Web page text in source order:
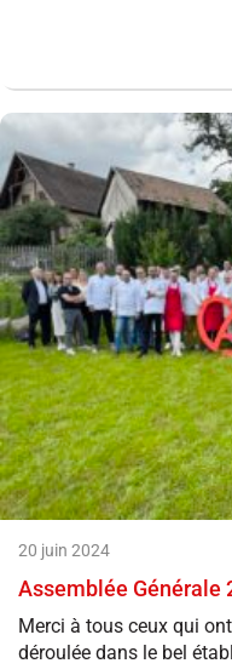
20 juin 2024
Assemblée Générale
Merci à tous ceux qui
déroulée dans le bel